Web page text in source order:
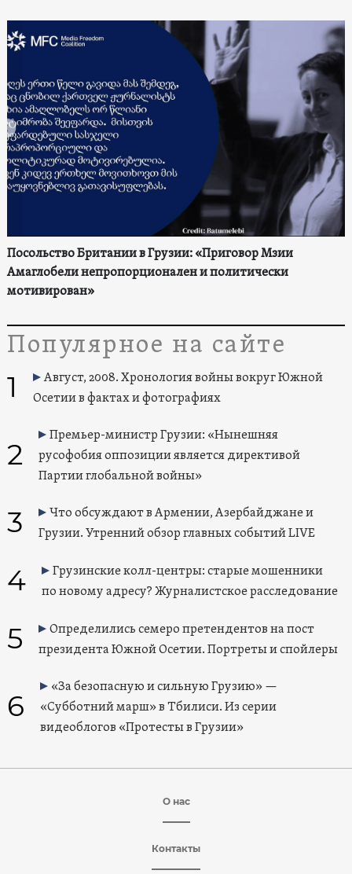
Посольство Британии в Грузии: «Приговор Мзии
Амаглобели непропорционален и политически
мотивирован»
Популярное на сайте
1
Август, 2008. Хронология войны вокруг Южной
Осетии в фактах и фотографиях
2
Премьер-министр Грузии: «Нынешняя
русофобия оппозиции является директивой
Партии глобальной войны»
3
Что обсуждают в Армении, Азербайджане и
Грузии. Утренний обзор главных событий LIVE
4
Грузинские колл-центры: старые мошенники
по новому адресу? Журналистское расследование
5
Определились семеро претендентов на пост
президента Южной Осетии. Портреты и спойлеры
6
«За безопасную и сильную Грузию» —
«Субботний марш» в Тбилиси. Из серии
видеоблогов «Протесты в Грузии»
О нас
Контакты